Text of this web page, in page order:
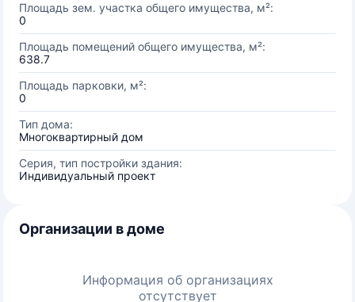
Площадь зем. участка общего имущества, м²:
0
Площадь помещений общего имущества, м²:
638.7
Площадь парковки, м²:
0
Тип дома:
Многоквартирный дом
Серия, тип постройки здания:
Индивидуальный проект
Организации в доме
Информация об организациях
отсутствует